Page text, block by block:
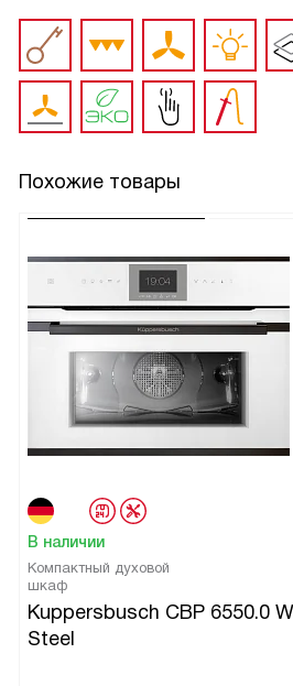
Похожие товары
В наличии
Компактный духовой
шкаф
Kuppersbusch CBP 6550.0
Steel